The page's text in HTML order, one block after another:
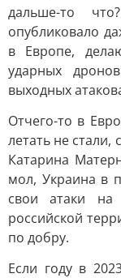
дальше-то
опубликовало
в Европе,
ударных
выходных
Отчего-то в
летать не стали,
Катарина
мол, Украина в
свои атаки
российской
по добру.
Если году в